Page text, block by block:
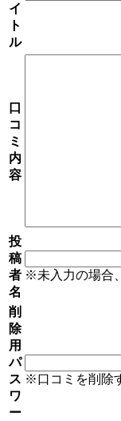
イ
ト
ル
口
コ
ミ
内
容
投
稿
者
名
※未入力の場合
削
除
用
パ
ス
ワ
ー
※口コミを削除